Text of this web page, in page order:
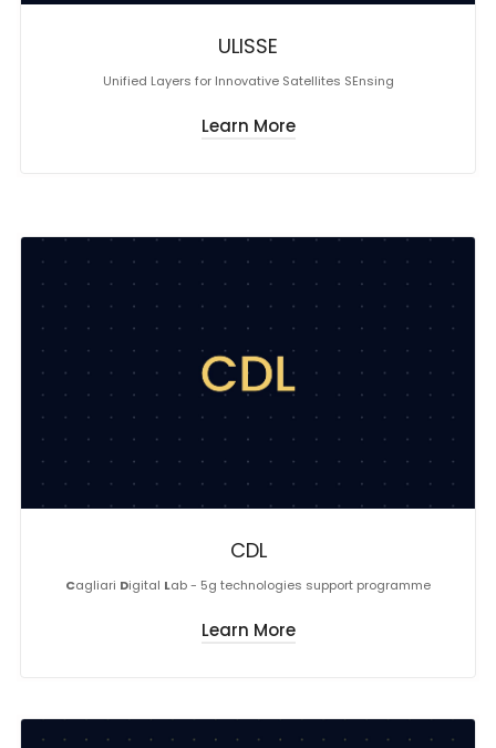
ULISSE
Unified Layers for Innovative Satellites SEnsing
Learn More
CDL
Cagliari Digital Lab - 5g technologies support programme
Learn More